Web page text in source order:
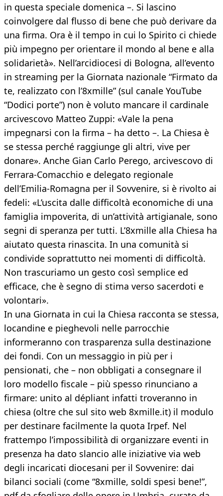
in questa speciale domenica –. Si lascino
coinvolgere dal flusso di bene che può derivare da
una firma. Ora è il tempo in cui lo Spirito ci chiede
più impegno per orientare il mondo al bene e alla
solidarietà». Nell’arcidiocesi di Bologna, all’evento
in streaming per la Giornata nazionale “Firmato da
te, realizzato con l’8xmille” (sul canale YouTube
“Dodici porte”) non è voluto mancare il cardinale
arcivescovo Matteo Zuppi: «Vale la pena
impegnarsi con la firma – ha detto –. La Chiesa è
se stessa perché raggiunge gli altri, vive per
donare». Anche Gian Carlo Perego, arcivescovo di
Ferrara-Comacchio e delegato regionale
dell’Emilia-Romagna per il Sovvenire, si è rivolto ai
fedeli: «L’uscita dalle difficoltà economiche di una
famiglia impoverita, di un’attività artigianale, sono
segni di speranza per tutti. L’8xmille alla Chiesa ha
aiutato questa rinascita. In una comunità si
condivide soprattutto nei momenti di difficoltà.
Non trascuriamo un gesto così semplice ed
efficace, che è segno di stima verso sacerdoti e
volontari».
In una Giornata in cui la Chiesa racconta se stessa,
locandine e pieghevoli nelle parrocchie
informeranno con trasparenza sulla destinazione
dei fondi. Con un messaggio in più per i
pensionati, che – non obbligati a consegnare il
loro modello fiscale – più spesso rinunciano a
firmare: unito al dépliant infatti troveranno in
chiesa (oltre che sul sito web 8xmille.it) il modulo
per destinare facilmente la quota Irpef. Nel
frattempo l’impossibilità di organizzare eventi in
presenza ha dato slancio alle iniziative via web
degli incaricati diocesani per il Sovvenire: dai
bilanci sociali (come “8xmille, soldi spesi bene!”,